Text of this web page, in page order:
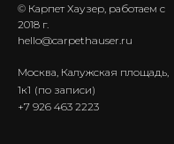
© Карпет Хаузер, работаем с
2018 г.
hello@carpethauser.ru
Москва, Калужская площадь,
1к1 (по записи)
+7 926 463 2223